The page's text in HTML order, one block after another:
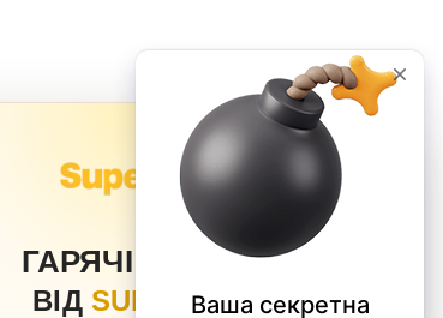
ГАРЯЧІ ЗНИЖКИ
ВІД SUPERPETS